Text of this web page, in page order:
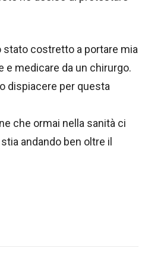
costretto a portare mia
e medicare da un chirurgo.
dispiacere per questa
che ormai nella sanità ci
andando ben oltre il